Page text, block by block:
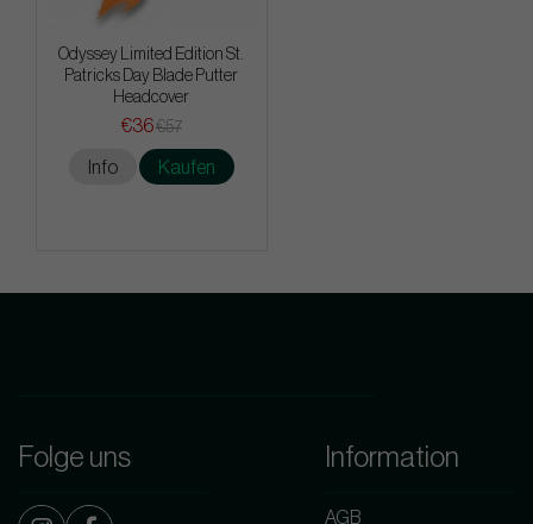
Odyssey Limited Edition St.
Patricks Day Blade Putter
Headcover
€36€57
Info Kaufen
Folge uns Information
AGB